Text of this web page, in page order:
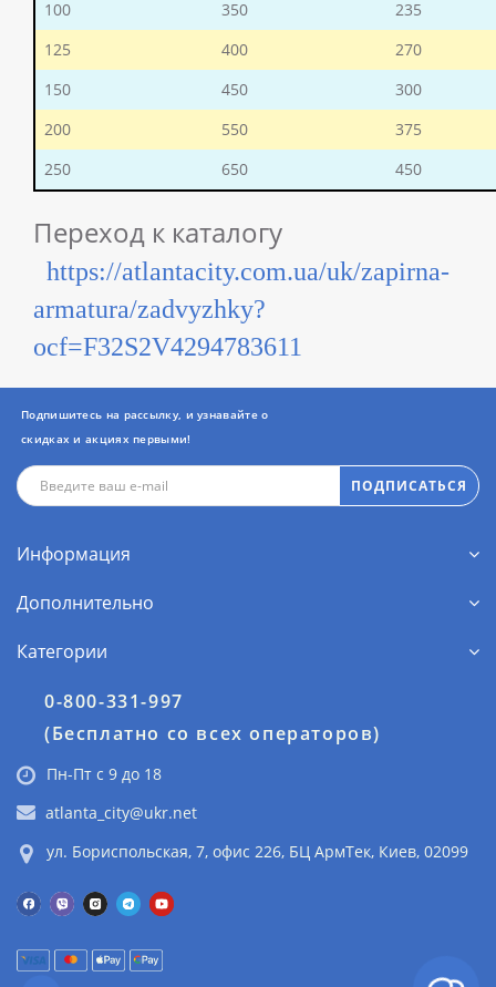
100
350
235
125
400
270
150
450
300
200
550
375
250
650 450
Переход к каталогу
https://atlantacity.com.ua/uk/zapirna-
armatura/zadvyzhky?
ocf=F32S2V4294783611
Подпишитесь на рассылку, и узнавайте о
скидках и акциях первыми!
ПОДПИСАТЬСЯ
Информация
Дополнительно
Категории
0-800-331-997
(Бесплатно со всех операторов)
Пн-Пт с 9 до 18
atlanta_city@ukr.net
ул. Бориспольская, 7, офис 226, БЦ АрмТек, Киев, 02099